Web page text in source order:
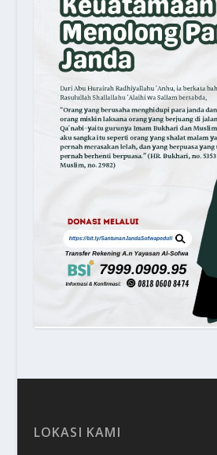
LOKASI KAMI